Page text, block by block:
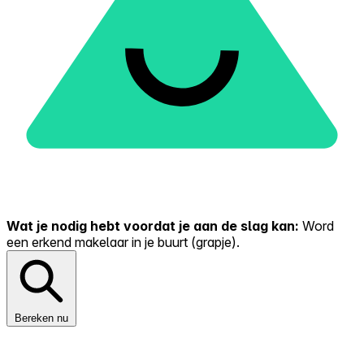
Wat je nodig hebt voordat je aan de slag kan: Word
een erkend makelaar in je buurt (grapje).
Bereken nu